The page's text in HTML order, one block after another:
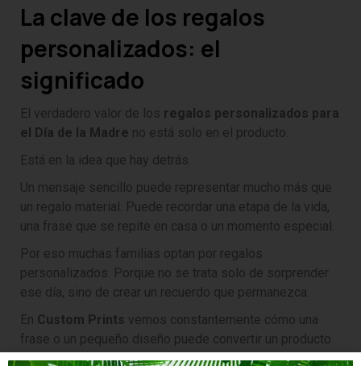
La clave de los regalos
personalizados: el
significado
El verdadero valor de los regalos personalizados para
el Día de la Madre no está solo en el producto.
Está en la idea que hay detrás.
Un mensaje sencillo puede representar mucho más que
un regalo material. Puede recordar una etapa de la vida,
una frase que se repite en casa o un momento especial.
Por eso muchas familias optan por regalos
personalizados. Porque no se trata solo de sorprender
ese día, sino de crear un recuerdo que permanezca.
En Custom Prints vemos constantemente cómo una
frase o un pequeño diseño puede convertir un producto
sencillo en algo realmente emocionante.